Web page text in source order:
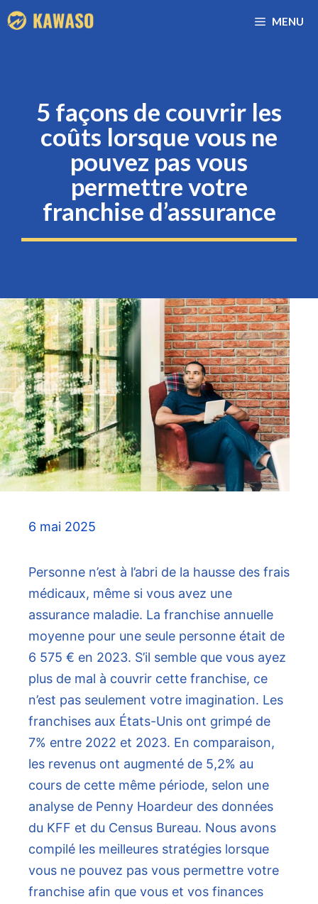
Aller
au
MENU
5 façons de couvrir les
coûts lorsque vous ne
pouvez pas vous
permettre votre
franchise d’assurance
6 mai 2025
Personne n’est à l’abri de la hausse des frais
médicaux, même si vous avez une
assurance maladie. La franchise annuelle
moyenne pour une seule personne était de
6 575 € en 2023. S’il semble que vous ayez
plus de mal à couvrir cette franchise, ce
n’est pas seulement votre imagination. Les
franchises aux États-Unis ont grimpé de
7% entre 2022 et 2023. En comparaison,
les revenus ont augmenté de 5,2% au
cours de cette même période, selon une
analyse de Penny Hoardeur des données
du KFF et du Census Bureau. Nous avons
compilé les meilleures stratégies lorsque
vous ne pouvez pas vous permettre votre
franchise afin que vous et vos finances